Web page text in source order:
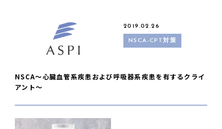
2019.02.26
NSCA-CPT対策
NSCA〜心臓血管系疾患および呼吸器系疾患を有するクライ
アント〜